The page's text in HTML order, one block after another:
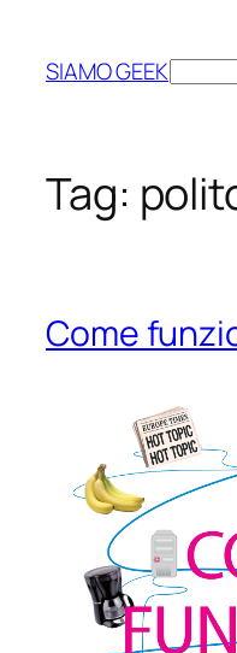
contenuto
SIAMO GEEKCerca
Tag:
Come